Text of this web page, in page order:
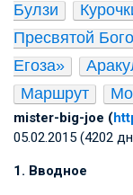
Булзи
Пресвятой
Егоза»
Маршрут
mister-big-joe (
05.02.2015 (4202
1. Вводное